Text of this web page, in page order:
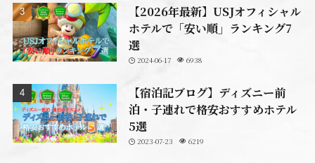
【2026年最新】USJオフィシャル
ホテルで「安い順」ランキング7
選
2024-06-17 6938
【宿泊記ブログ】ディズニー前
泊・子連れで格安おすすめホテル
5選
2023-07-23 6219